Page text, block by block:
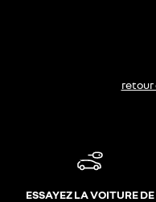
retour
ESSAYEZ LA VOITURE DE